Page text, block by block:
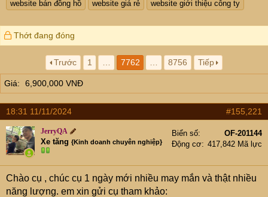
a
t
t
e
g
website bán đồng hồ
website giá rẻ website giới thiệu công ty
Thớt đang đóng
Trước 1 7762 8756 Tiếp
Giá 6,900,000 VNĐ
18:31 11/11/2024 #155,221
JerryQA
Xe tăng {Kinh doanh chuyên nghiệp}
Biển số
OF-201144
Động cơ
417,842 Mã lực
Chào cụ , chúc cụ 1 ngày mới nhiều may mắn và thật nhiều
năng lượng. em xin gửi cụ tham khảo: